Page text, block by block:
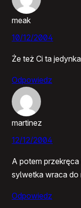
meak
10/12/2004
Że też Ci ta
Odpowiedz
martinez
12/12/2004
A potem
sylwetka wraca do
Odpowiedz